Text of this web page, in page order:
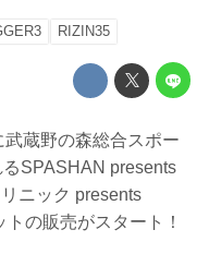
RIZIN35
蔵野の森総合スポー
SPASHAN presents
ニック presents
の販売がスタート！